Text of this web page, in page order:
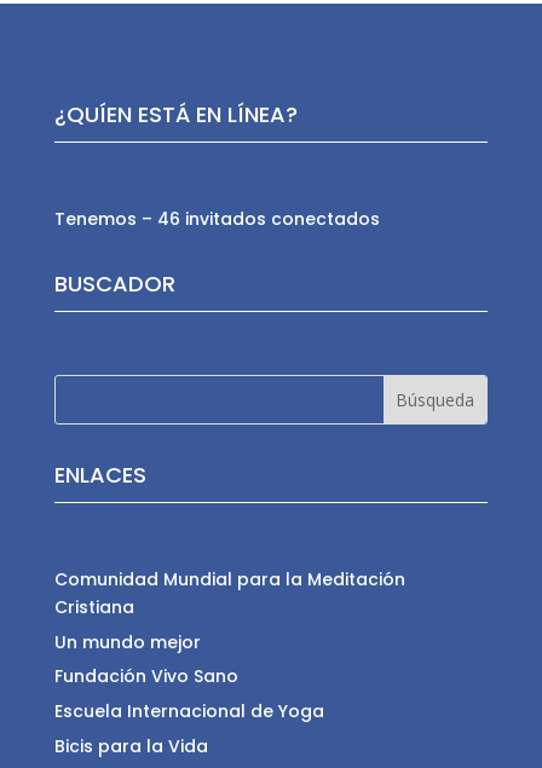
¿QUÍEN ESTÁ EN LÍNEA?
Tenemos – 46 invitados conectados
BUSCADOR
ENLACES
Comunidad Mundial para la Meditación
Cristiana
Un mundo mejor
Fundación Vivo Sano
Escuela Internacional de Yoga
Bicis para la Vida